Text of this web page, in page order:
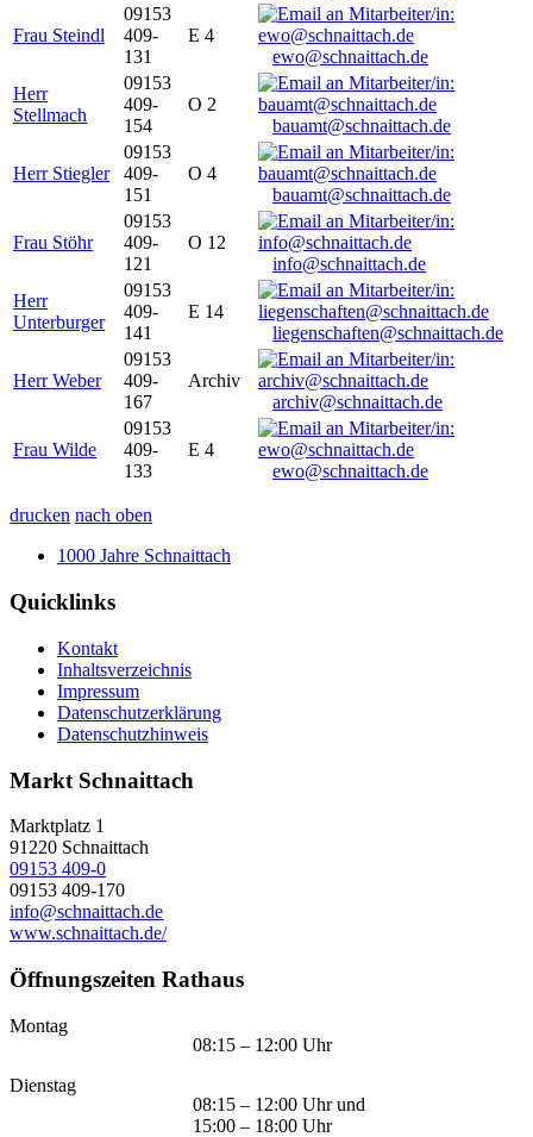
Frau Steindl
09153
409-
131
E 4
ewo@schnaittach.de
Herr
Stellmach
09153
409-
154
O 2
bauamt@schnaittach.de
Herr Stiegler
09153
409-
151
O 4
bauamt@schnaittach.de
Frau Stöhr
09153
409-
121
O 12
info@schnaittach.de
Herr
Unterburger
09153
409-
141
E 14
liegenschaften@schnaittach.de
Herr Weber
09153
409-
167
Archiv
archiv@schnaittach.de
Frau Wilde
09153
409-
133
E 4
ewo@schnaittach.de
drucken nach oben
1000 Jahre Schnaittach
Quicklinks
Kontakt
Inhaltsverzeichnis
Impressum
Datenschutzerklärung
Datenschutzhinweis
Markt Schnaittach
Marktplatz 1
91220 Schnaittach
09153 409-0
09153 409-170
info@schnaittach.de
www.schnaittach.de/
Öffnungszeiten Rathaus
Montag
08:15 – 12:00 Uhr
Dienstag
08:15 – 12:00 Uhr und
15:00 – 18:00 Uhr